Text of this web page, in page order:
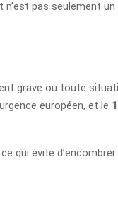
pas seulement un
grave ou toute
européen, et le
qui évite